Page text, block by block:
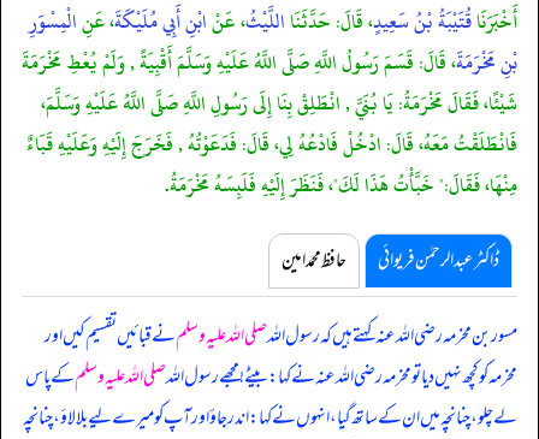
أَخْبَرَنَاقُتَيْبَةُ بْنُ سَعِيدٍ، قَالَ: حَدَّثَنَااللَّيْثُ، عَنْابْنِ أَبِي مُلَيْكَةَ، عَنِالْمِسْوَرِ
بْنِ مَخْرَمَةَ، قَالَ: قَسَمَ رَسُولُ اللَّهِ صَلَّى اللَّهُ عَلَيْهِ وَسَلَّمَ أَقْبِيَةً , وَلَمْ يُعْطِ مَخْرَمَةَ
شَيْئًا، فَقَالَ مَخْرَمَةُ: يَا بُنَيَّ , انْطَلِقْ بِنَا إِلَى رَسُولِ اللَّهِ صَلَّى اللَّهُ عَلَيْهِ وَسَلَّمَ،
فَانْطَلَقْتُ مَعَهُ، قَالَ: ادْخُلْ فَادْعُهُ لِي، قَالَ: فَدَعَوْتُهُ , فَخَرَجَ إِلَيْهِ وَعَلَيْهِ قَبَاءٌ
مِنْهَا، فَقَالَ:" خَبَّأْتُ هَذَا لَكَ"، فَنَظَرَ إِلَيْهِ فَلَبِسَهُ مَخْرَمَةُ.
ڈاکٹر عبدالرحمٰن فریوائی حافظ محمد امین
مسور بن مخرمہ رضی اللہ عنہ کہتے ہیں کہرسول اللہصلی اللہ علیہ وسلمنے قبائیں تقسیم کیں اور
مخرمہ کو کچھ نہیں دیا تو مخرمہ رضی اللہ عنہ نے کہا: بیٹے! مجھے رسول اللہصلی اللہ علیہ وسلمکے پاس
لے چلو، چنانچہ میں ان کے ساتھ گیا، انہوں نے کہا: اندر جاؤ اور آپ کو میرے لیے بلا لاؤ، چنانچہ